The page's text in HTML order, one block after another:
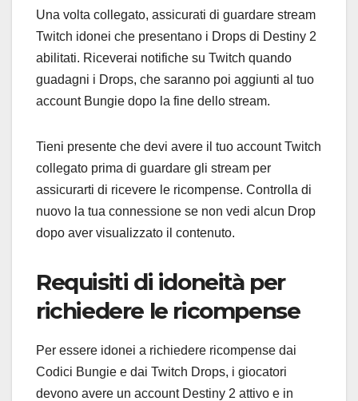
Una volta collegato, assicurati di guardare stream
Twitch idonei che presentano i Drops di Destiny 2
abilitati. Riceverai notifiche su Twitch quando
guadagni i Drops, che saranno poi aggiunti al tuo
account Bungie dopo la fine dello stream.
Tieni presente che devi avere il tuo account Twitch
collegato prima di guardare gli stream per
assicurarti di ricevere le ricompense. Controlla di
nuovo la tua connessione se non vedi alcun Drop
dopo aver visualizzato il contenuto.
Requisiti di idoneità per
richiedere le ricompense
Per essere idonei a richiedere ricompense dai
Codici Bungie e dai Twitch Drops, i giocatori
devono avere un account Destiny 2 attivo e in